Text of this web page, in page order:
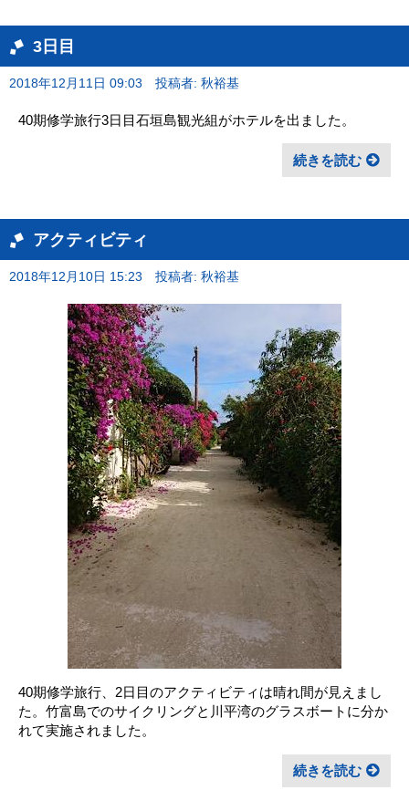
3日目
2018年12月11日 09:03 投稿者: 秋裕基
40期修学旅行3日目石垣島観光組がホテルを出ました。
続きを読む
アクティビティ
2018年12月10日 15:23 投稿者: 秋裕基
40期修学旅行、2日目のアクティビティは晴れ間が見えまし
た。竹富島でのサイクリングと川平湾のグラスボートに分か
れて実施されました。
続きを読む